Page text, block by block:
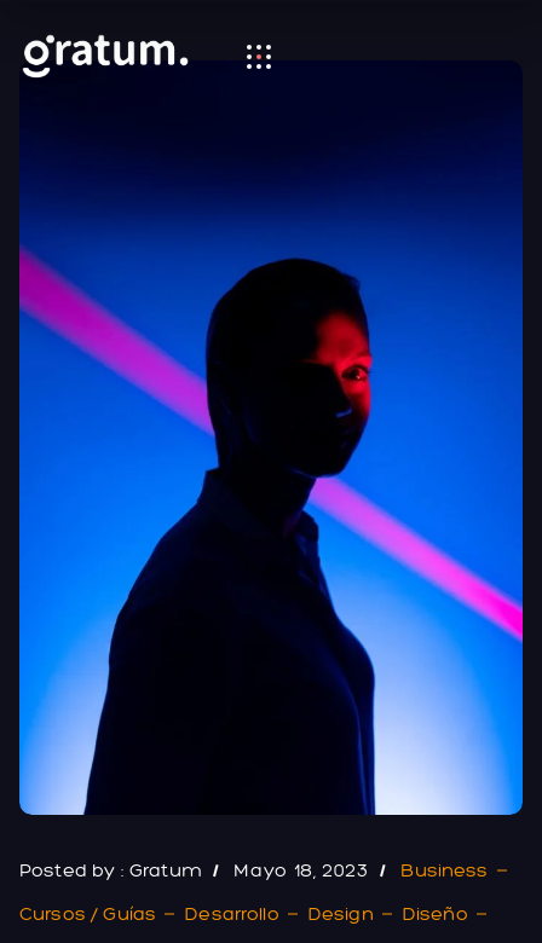
Posted by : Gratum Mayo 18, 2023
Business
Cursos / Guías
Desarrollo Design
Diseño